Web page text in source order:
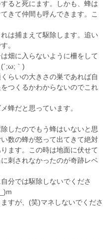
ると死にます。しかも、蜂は
きて仲間も呼んできます。こ
は捕まえて駆除します。追い
。
畑に入らないように柵をして
｀)
らいの大きさの巣であれば自
つくるかわからないのでこれ
蜂だと思っています。
したのでもう蜂はいないと思
数の蜂が怒って出てきて絶対
ます。この時は地面に伏せて
刺されなかったのが奇跡レベ
分では駆除しないでくださ
すが、(笑)マネしないでくださ